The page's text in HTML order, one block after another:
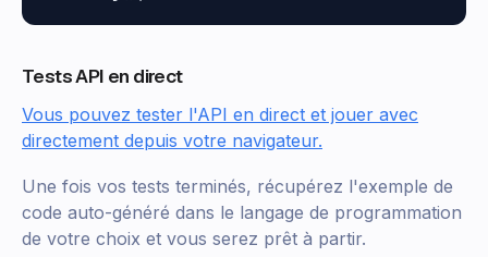
Tests API en direct
Vous pouvez tester l'API en direct et jouer avec
directement depuis votre navigateur.
Une fois vos tests terminés, récupérez l'exemple de
code auto-généré dans le langage de programmation
de votre choix et vous serez prêt à partir.